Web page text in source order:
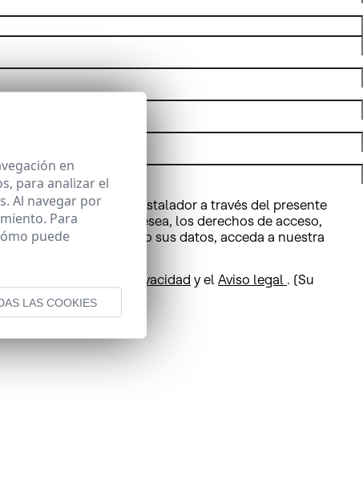
y su área de cliente/instalador a través del presente
Podrá ejercer, si lo desea, los derechos de acceso,
estamos tratando sus datos, acceda a nuestra
en la Política de Privacidad y el Aviso legal . (Su
en
para analizar el
Al navegar por
Para
puede
LAS COOKIES